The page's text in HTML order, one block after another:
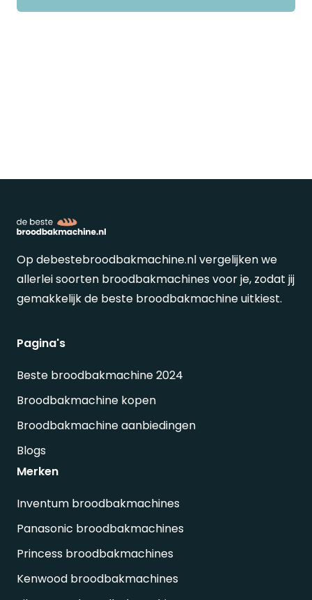
Op debestebroodbakmachine.nl vergelijken we
allerlei soorten broodbakmachines voor je, zodat jij
gemakkelijk de beste broodbakmachine uitkiest.
Pagina's
Beste broodbakmachine 2024
Broodbakmachine kopen
Broodbakmachine aanbiedingen
Blogs
Merken
Inventum broodbakmachines
Panasonic broodbakmachines
Princess broodbakmachines
Kenwood broodbakmachines